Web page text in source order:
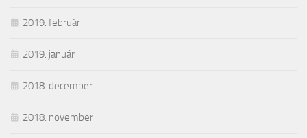
2019. február
2019. január
2018. december
2018. november